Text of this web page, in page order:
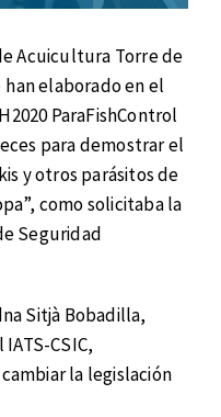
Acuicultura Torre de
han elaborado en el
ParaFishControl
para demostrar el
y otros parásitos de
como solicitaba la
Seguridad
Sitjà Bobadilla,
CSIC,
la legislación